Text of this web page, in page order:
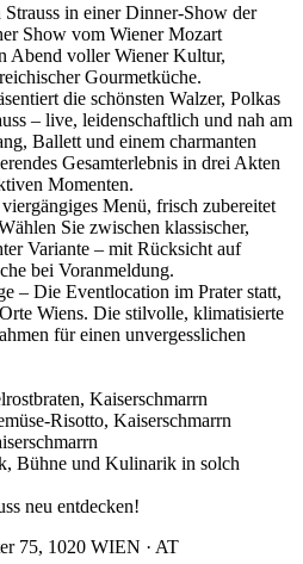
Strauss in einer Dinner-Show der
Show vom Wiener Mozart
Abend voller Wiener Kultur,
Gourmetküche.
die schönsten Walzer, Polkas
– live, leidenschaftlich und nah am
Ballett und einem charmanten
Gesamterlebnis in drei Akten
Momenten.
Menü, frisch zubereitet
Sie zwischen klassischer,
Variante – mit Rücksicht auf
bei Voranmeldung.
– Die Eventlocation im Prater statt,
Wiens. Die stilvolle, klimatisierte
für einen unvergesslichen
Kaiserschmarrn
Risotto, Kaiserschmarrn
Bühne und Kulinarik in solch
neu entdecken!
75, 1020 WIEN · AT